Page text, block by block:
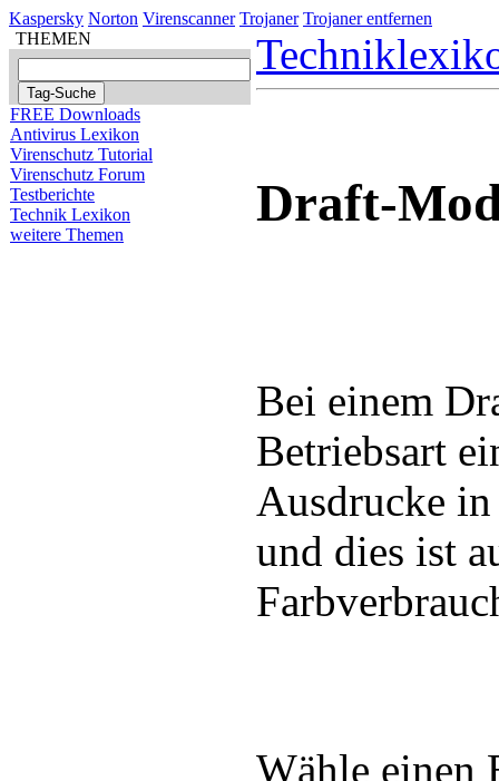
Kaspersky Norton Virenscanner Trojaner Trojaner entfernen
THEMEN
FREE Downloads
Antivirus Lexikon
Virenschutz Tutorial
Virenschutz Forum
Testberichte
Technik Lexikon
weitere Themen
Draft-
Bei einem
Betriebsart
Ausdrucke
und dies ist
Wähle einen